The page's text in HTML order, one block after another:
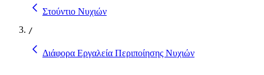
Στούντιο Νυχιών
/
Διάφορα Εργαλεία Περιποίησης Νυχιών